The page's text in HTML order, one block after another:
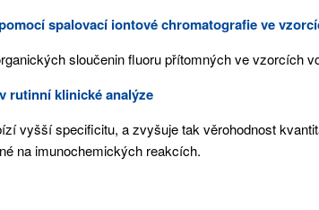
spalovací iontové chromatografie ve
sloučenin fluoru přítomných ve vzorcích
rutinní klinické analýze
vyšší specificitu, a zvyšuje tak věrohodnost
na imunochemických reakcích.